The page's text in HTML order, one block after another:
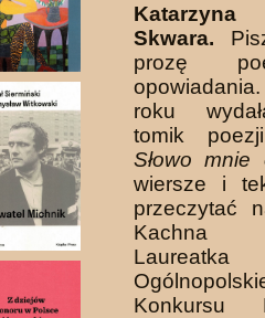
Skwara.
prozę
roku
tomik
Słowo mnie
wiersze i
przeczytać
Kachna
Konkursu